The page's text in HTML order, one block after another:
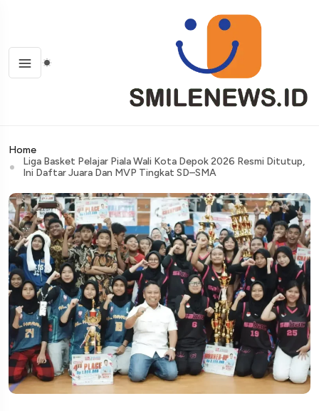
Home
Liga Basket Pelajar Piala Wali Kota Depok 2026 Resmi Ditutup,
Ini Daftar Juara Dan MVP Tingkat SD–SMA